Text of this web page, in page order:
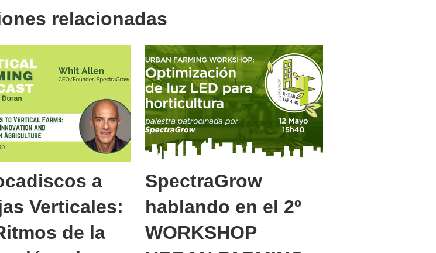
relacionadas
a
Verticales:
de la
SpectraGrow
hablando en el 2º
WORKSHOP